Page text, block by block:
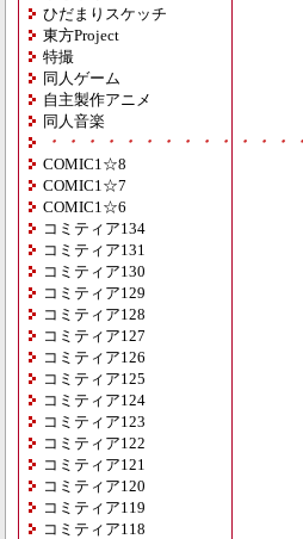
ひだまりスケッチ
東方Project
特撮
同人ゲーム
自主製作アニメ
同人音楽
・・・・・・・・・・・・・
COMIC1☆8
COMIC1☆7
COMIC1☆6
コミティア134
コミティア131
コミティア130
コミティア129
コミティア128
コミティア127
コミティア126
コミティア125
コミティア124
コミティア123
コミティア122
コミティア121
コミティア120
コミティア119
コミティア118